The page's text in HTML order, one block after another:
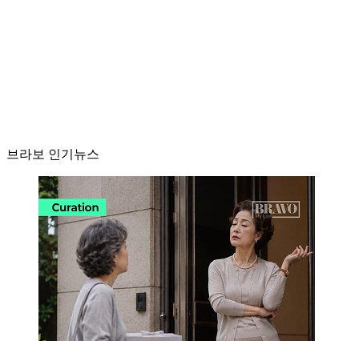
브라보 인기뉴스